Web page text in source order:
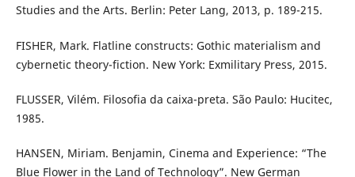
Studies and the Arts. Berlin: Peter Lang, 2013, p. 189-215.
FISHER, Mark. Flatline constructs: Gothic materialism and
cybernetic theory-fiction. New York: Exmilitary Press, 2015.
FLUSSER, Vilém. Filosofia da caixa-preta. São Paulo: Hucitec,
1985.
HANSEN, Miriam. Benjamin, Cinema and Experience: “The
Blue Flower in the Land of Technology”. New German